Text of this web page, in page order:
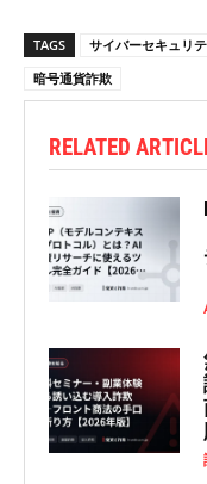
TAGS サイバーセキュリ
暗号通貨詐欺
RELATED